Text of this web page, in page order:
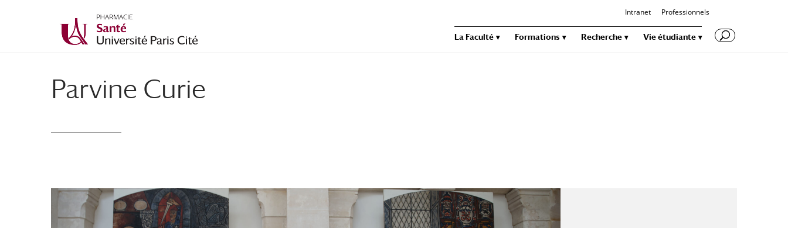
Intranet Professionnels
La Faculté Formations Recherche Vie étudiante
Parvine Curie